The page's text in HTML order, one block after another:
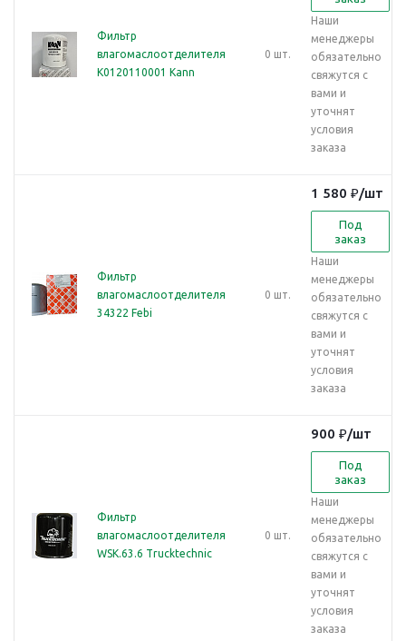
Фильтр
влагомаслоотделителя
K0120110001 Kann
0 шт.
Наши
менеджеры
обязательно
свяжутся с
вами и
уточнят
условия
заказа
Фильтр
влагомаслоотделителя
34322 Febi
0 шт.
1 580 ₽/шт
Под
заказ
Наши
менеджеры
обязательно
свяжутся с
вами и
уточнят
условия
заказа
Фильтр
влагомаслоотделителя
WSK.63.6 Trucktechnic
0 шт.
900 ₽/шт
Под
заказ
Наши
менеджеры
обязательно
свяжутся с
вами и
уточнят
условия
заказа